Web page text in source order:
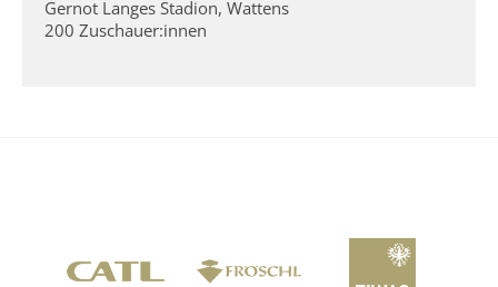
Gernot Langes Stadion, Wattens
200 Zuschauer:innen